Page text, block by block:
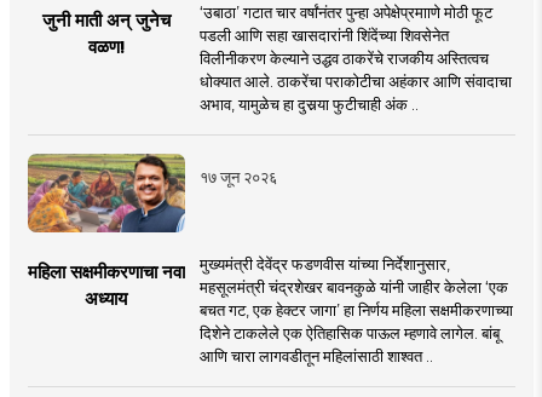
जुनी माती अन् जुनेच
वळण!
‘उबाठा’ गटात चार वर्षांनंतर पुन्हा अपेक्षेप्रमााणे मोठी फूट
पडली आणि सहा खासदारांनी शिंदेंच्या शिवसेनेत
विलीनीकरण केल्याने उद्धव ठाकरेंचे राजकीय अस्तित्वच
धोक्यात आले. ठाकरेंचा पराकोटीचा अहंकार आणि संवादाचा
अभाव, यामुळेच हा दुसर्‍या फुटीचाही अंक ..
१७ जून २०२६
महिला सक्षमीकरणाचा नवा
अध्याय
मुख्यमंत्री देवेंद्र फडणवीस यांच्या निर्देशानुसार,
महसूलमंत्री चंद्रशेखर बावनकुळे यांनी जाहीर केलेला ‘एक
बचत गट, एक हेक्टर जागा’ हा निर्णय महिला सक्षमीकरणाच्या
दिशेने टाकलेले एक ऐतिहासिक पाऊल म्हणावे लागेल. बांबू
आणि चारा लागवडीतून महिलांसाठी शाश्वत ..